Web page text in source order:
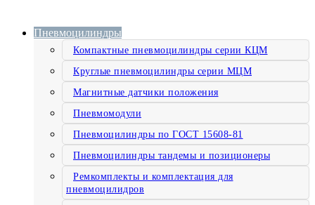
Пневмоцилиндры
Компактные пневмоцилиндры серии КЦМ
Круглые пневмоцилиндры серии МЦМ
Магнитные датчики положения
Пневмомодули
Пневмоцилиндры по ГОСТ 15608-81
Пневмоцилиндры тандемы и позиционеры
Ремкомплекты и комплектация для
пневмоцилидров